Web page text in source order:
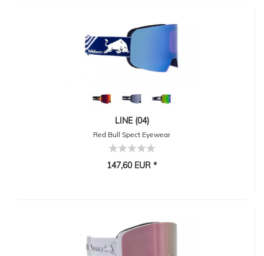
LINE (04)
Red Bull Spect Eyewear
147,60 EUR *